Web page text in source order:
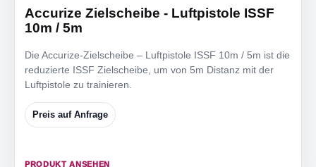
Accurize Zielscheibe - Luftpistole ISSF
10m / 5m
Die Accurize-Zielscheibe – Luftpistole ISSF 10m / 5m ist die
reduzierte ISSF Zielscheibe, um von 5m Distanz mit der
Luftpistole zu trainieren.
Preis auf Anfrage
PRODUKT ANSEHEN